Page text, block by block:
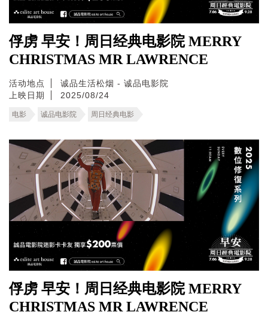
俘虏 早安！周日经典电影院 MERRY
CHRISTMAS MR LAWRENCE
活动地点
诚品生活松烟 - 诚品电影院
上映日期
2025/08/24
电影 诚品电影院 周日经典电影
俘虏 早安！周日经典电影院 MERRY
CHRISTMAS MR LAWRENCE